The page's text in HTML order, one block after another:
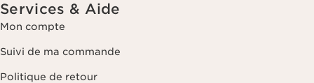
Services & Aide
Mon compte
Suivi de ma commande
Politique de retour